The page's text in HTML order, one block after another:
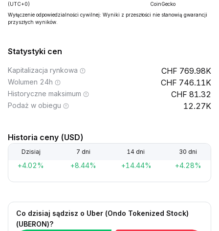
(UTC+0)
CoinGecko
Wyłączenie odpowiedzialności cywilnej: Wyniki z przeszłości nie stanowią gwarancji
przyszłych wyników.
Statystyki cen
Kapitalizacja rynkowa 769.98K
Wolumen 24h 746.11K
Historyczne maksimum 81.32
Podaż w obiegu 12.27K
Historia ceny (USD)
Dzisiaj 7 dni 14 dni 30 dni
+4.02% +8.44% +14.44% +4.28%
Co dzisiaj sądzisz o Uber (Ondo Tokenized Stock)
(UBERON)?